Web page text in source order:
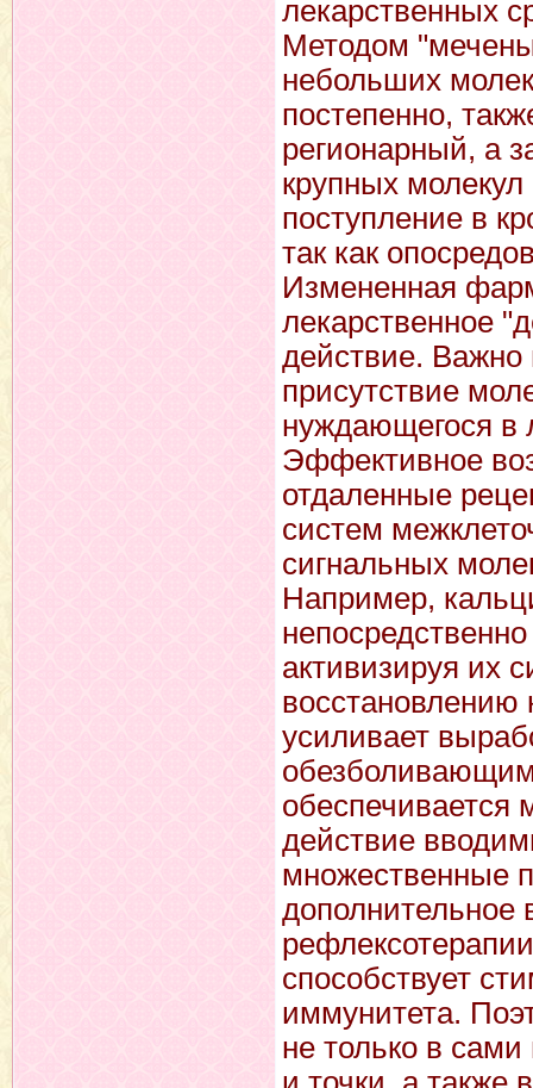
лекарственных
Методом
небольших
постепенно,
регионарный, а
крупных
поступление в
так как
Измененная
лекарственное
действие.
присутствие
нуждающегося в
Эффективное
отдаленные
систем
сигнальных
Например,
активизируя их
восстановлению
усиливает
обеспечивается
действие
множественные
дополнительное
способствует
иммунитета.
не только в